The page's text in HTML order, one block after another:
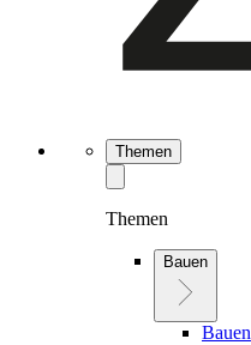
Themen
Themen
Bauen
Bauen